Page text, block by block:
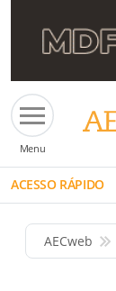
Menu
ACESSO RÁPIDO
AECweb